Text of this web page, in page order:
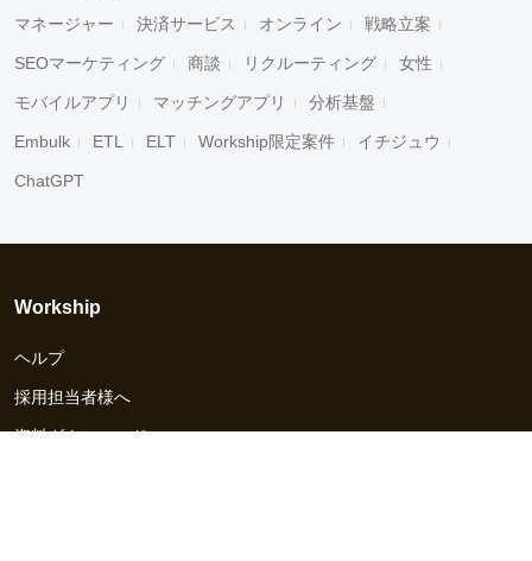
マネージャー 決済サービス オンライン 戦略立案
SEOマーケティング 商談 リクルーティング 女性
モバイルアプリ マッチングアプリ 分析基盤
Embulk ETL ELT Workship限定案件 イチジュウ
ChatGPT
Workship
ヘルプ
採用担当者様へ
資料ダウンロード